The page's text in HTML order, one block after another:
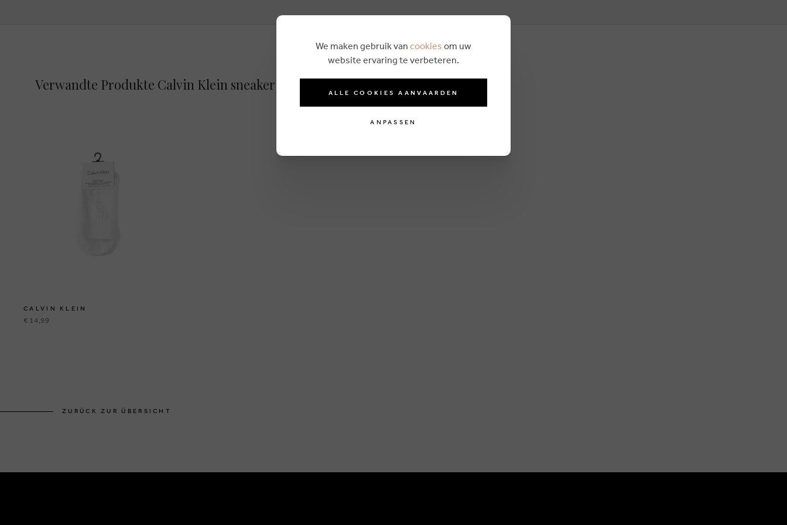
Verwandte Produkte Calvin Klein sneaker socken beige
CALVIN KLEIN
€ 14,99
ZURÜCK ZUR ÜBERSICHT
We maken gebruik van cookies om uw
website ervaring te verbeteren.
ALLE COOKIES AANVAARDEN
ANPASSEN